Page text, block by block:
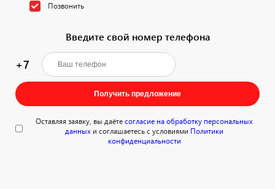
Позвонить
Введите свой номер телефона
+7
Получить предложение
Оставляя заявку, вы даётесогласие на обработку персональных
данных и соглашаетесь с условиями Политики
конфиденциальности